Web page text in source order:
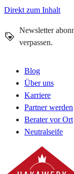
Direkt zum Inhalt
Newsletter
verpassen.
Blog
Über uns
Karriere
Partner werden
Berater vor Ort
Neutralseife